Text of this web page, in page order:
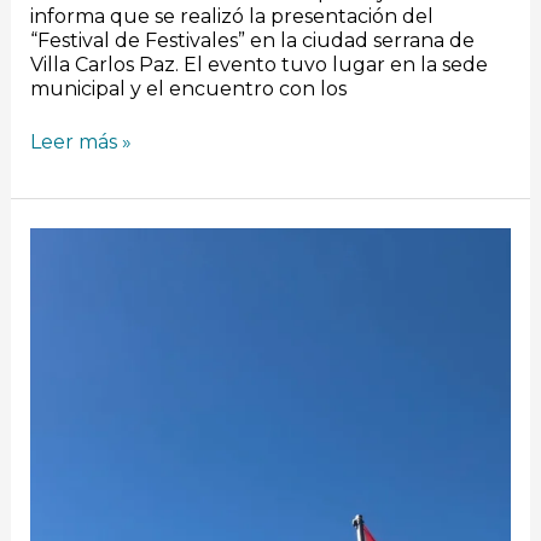
informa que se realizó la presentación del
“Festival de Festivales” en la ciudad serrana de
Villa Carlos Paz. El evento tuvo lugar en la sede
municipal y el encuentro con los
Leer más »